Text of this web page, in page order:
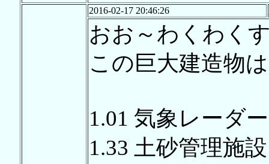
2016-02-17 20:46:26
おお～わくわく
この巨大建造物
1.01 気象レーダー
1.33 土砂管理施設